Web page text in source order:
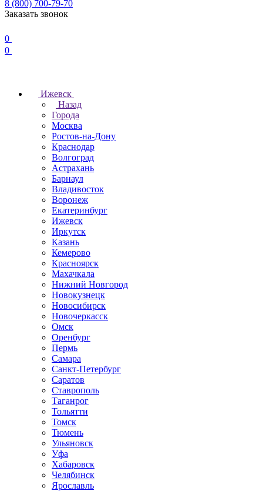
8 (800) 700-79-70
Заказать звонок
0
0
Ижевск
Назад
Города
Москва
Ростов-на-Дону
Краснодар
Волгоград
Астрахань
Барнаул
Владивосток
Воронеж
Екатеринбург
Ижевск
Иркутск
Казань
Кемерово
Красноярск
Махачкала
Нижний Новгород
Новокузнецк
Новосибирск
Новочеркаcск
Омск
Оренбург
Пермь
Самара
Санкт-Петербург
Саратов
Ставрополь
Таганрог
Тольятти
Томск
Тюмень
Ульяновск
Уфа
Хабаровск
Челябинск
Ярославль